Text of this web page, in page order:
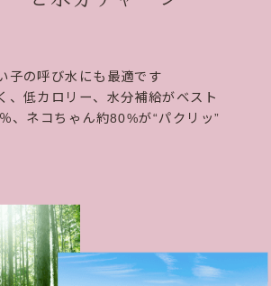
子の呼び水にも最適です
、低カロリー、水分補給がベスト
、ネコちゃん約80%が“パクリッ”